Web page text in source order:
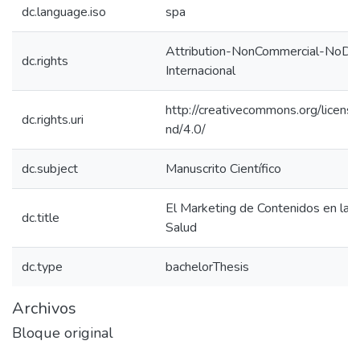
dc.language.iso spa
dc.rights
Attribution-NonCommercial-
Internacional
dc.rights.uri
http://creativecommons.org/
nd/4.0/
dc.subject Manuscrito Científico
dc.title
El Marketing de Contenidos en la
Salud
dc.type bachelorThesis
Archivos
Bloque original